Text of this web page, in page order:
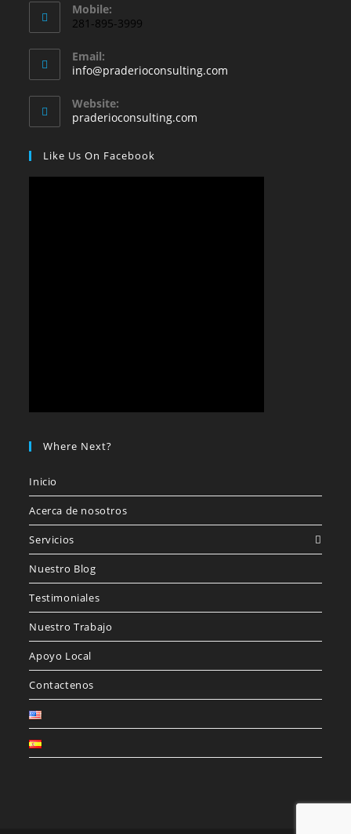
Mobile:
281-895-3999
Email:
info@praderioconsulting.com
Website:
praderioconsulting.com
Like Us On Facebook
Where Next?
Inicio
Acerca de nosotros
Servicios
Nuestro Blog
Testimoniales
Nuestro Trabajo
Apoyo Local
Contactenos